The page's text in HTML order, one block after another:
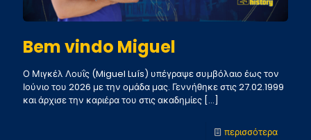
Bem vindo Miguel
Ο Μιγκέλ Λουΐς (Miguel Luís) υπέγραψε συμβόλαιο έως τον
Ιούνιο του 2026 με την ομάδα μας. Γεννήθηκε στις 27.02.1999
και άρχισε την καριέρα του στις ακαδημίες […]
περισσότερα-